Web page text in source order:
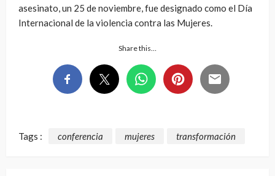
asesinato, un 25 de noviembre, fue designado como el Día
Internacional de la violencia contra las Mujeres.
Share this…
Tags : conferencia mujeres transformación